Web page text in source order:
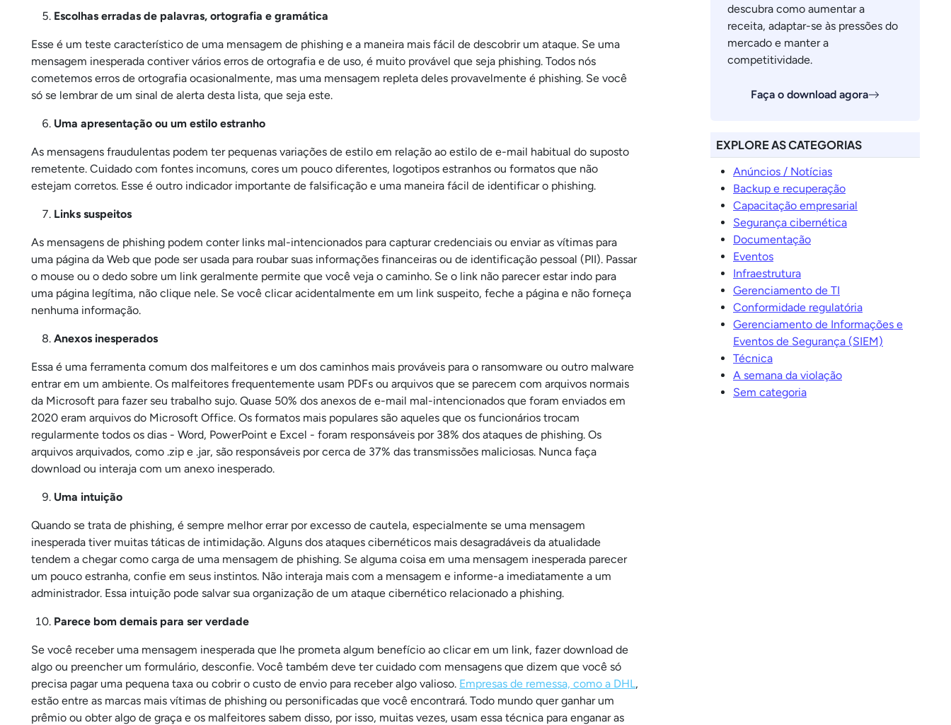
Escolhas erradas de palavras, ortografia e gramática
Esse é um teste característico de uma mensagem de phishing e a maneira mais fácil de descobrir um ataque. Se uma
mensagem inesperada contiver vários erros de ortografia e de uso, é muito provável que seja phishing. Todos nós
cometemos erros de ortografia ocasionalmente, mas uma mensagem repleta deles provavelmente é phishing. Se você
só se lembrar de um sinal de alerta desta lista, que seja este.
Uma apresentação ou um estilo estranho
As mensagens fraudulentas podem ter pequenas variações de estilo em relação ao estilo de e-mail habitual do suposto
remetente. Cuidado com fontes incomuns, cores um pouco diferentes, logotipos estranhos ou formatos que não
estejam corretos. Esse é outro indicador importante de falsificação e uma maneira fácil de identificar o phishing.
Links suspeitos
As mensagens de phishing podem conter links mal-intencionados para capturar credenciais ou enviar as vítimas para
uma página da Web que pode ser usada para roubar suas informações financeiras ou de identificação pessoal (PII). Passar
o mouse ou o dedo sobre um link geralmente permite que você veja o caminho. Se o link não parecer estar indo para
uma página legítima, não clique nele. Se você clicar acidentalmente em um link suspeito, feche a página e não forneça
nenhuma informação.
Anexos inesperados
Essa é uma ferramenta comum dos malfeitores e um dos caminhos mais prováveis para o ransomware ou outro malware
entrar em um ambiente. Os malfeitores frequentemente usam PDFs ou arquivos que se parecem com arquivos normais
da Microsoft para fazer seu trabalho sujo. Quase 50% dos anexos de e-mail mal-intencionados que foram enviados em
2020 eram arquivos do Microsoft Office. Os formatos mais populares são aqueles que os funcionários trocam
regularmente todos os dias - Word, PowerPoint e Excel - foram responsáveis por 38% dos ataques de phishing. Os
arquivos arquivados, como .zip e .jar, são responsáveis por cerca de 37% das transmissões maliciosas. Nunca faça
download ou interaja com um anexo inesperado.
Uma intuição
Quando se trata de phishing, é sempre melhor errar por excesso de cautela, especialmente se uma mensagem
inesperada tiver muitas táticas de intimidação. Alguns dos ataques cibernéticos mais desagradáveis da atualidade
tendem a chegar como carga de uma mensagem de phishing. Se alguma coisa em uma mensagem inesperada parecer
um pouco estranha, confie em seus instintos. Não interaja mais com a mensagem e informe-a imediatamente a um
administrador. Essa intuição pode salvar sua organização de um ataque cibernético relacionado a phishing.
Parece bom demais para ser verdade
Se você receber uma mensagem inesperada que lhe prometa algum benefício ao clicar em um link, fazer download de
algo ou preencher um formulário, desconfie. Você também deve ter cuidado com mensagens que dizem que você só
precisa pagar uma pequena taxa ou cobrir o custo de envio para receber algo valioso. Empresas de remessa, como a DHL,
estão entre as marcas mais vítimas de phishing ou personificadas que você encontrará. Todo mundo quer ganhar um
prêmio ou obter algo de graça e os malfeitores sabem disso, por isso, muitas vezes, usam essa técnica para enganar as
descubra como aumentar a
receita, adaptar-se às pressões do
mercado e manter a
competitividade.
Faça o download agora
EXPLORE AS CATEGORIAS
Anúncios / Notícias
Backup e recuperação
Capacitação empresarial
Segurança cibernética
Documentação
Eventos
Infraestrutura
Gerenciamento de TI
Conformidade regulatória
Gerenciamento de Informações e
Eventos de Segurança (SIEM)
Técnica
A semana da violação
Sem categoria